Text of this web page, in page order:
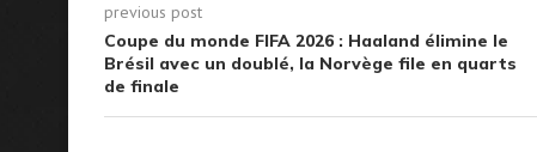
previous post
Coupe du monde FIFA 2026 : Haaland élimine le
Brésil avec un doublé, la Norvège file en quarts
de finale